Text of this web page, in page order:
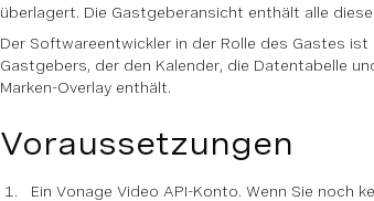
überlagert. Die Gastgeberansicht enthält alle
Der Softwareentwickler in der Rolle des Gastes
Gastgebers, der den Kalender, die Datentabelle
Marken-Overlay enthält.
Voraussetzungen
Ein Vonage Video API-Konto. Wenn Sie noch